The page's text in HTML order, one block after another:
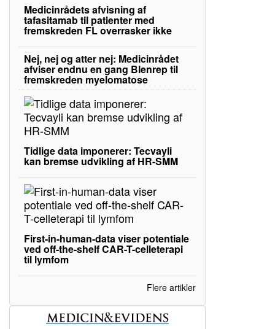
Medicinrådets afvisning af
tafasitamab til patienter med
fremskreden FL overrasker ikke
Nej, nej og atter nej: Medicinrådet
afviser endnu en gang Blenrep til
fremskreden myelomatose
Tidlige data imponerer: Tecvayli
kan bremse udvikling af HR-SMM
First-in-human-data viser potentiale
ved off-the-shelf CAR-T-celleterapi
til lymfom
Flere artikler